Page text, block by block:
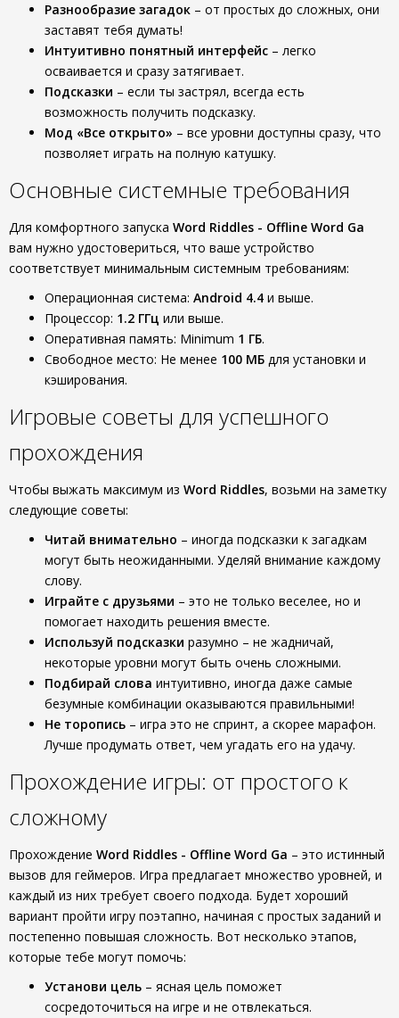
Разнообразие загадок – от простых до сложных, они
заставят тебя думать!
Интуитивно понятный интерфейс – легко
осваивается и сразу затягивает.
Подсказки – если ты застрял, всегда есть
возможность получить подсказку.
Мод «Все открыто» – все уровни доступны сразу, что
позволяет играть на полную катушку.
Основные системные требования
Для комфортного запуска Word Riddles - Offline Word Ga
вам нужно удостовериться, что ваше устройство
соответствует минимальным системным требованиям:
Операционная система: Android 4.4 и выше.
Процессор: 1.2 ГГц или выше.
Оперативная память: Minimum 1 ГБ.
Свободное место: Не менее 100 МБ для установки и
кэширования.
Игровые советы для успешного
прохождения
Чтобы выжать максимум из Word Riddles, возьми на заметку
следующие советы:
Читай внимательно – иногда подсказки к загадкам
могут быть неожиданными. Уделяй внимание каждому
слову.
Играйте с друзьями – это не только веселее, но и
помогает находить решения вместе.
Используй подсказки разумно – не жадничай,
некоторые уровни могут быть очень сложными.
Подбирай слова интуитивно, иногда даже самые
безумные комбинации оказываются правильными!
Не торопись – игра это не спринт, а скорее марафон.
Лучше продумать ответ, чем угадать его на удачу.
Прохождение игры: от простого к
сложному
Прохождение Word Riddles - Offline Word Ga – это истинный
вызов для геймеров. Игра предлагает множество уровней, и
каждый из них требует своего подхода. Будет хороший
вариант пройти игру поэтапно, начиная с простых заданий и
постепенно повышая сложность. Вот несколько этапов,
которые тебе могут помочь:
Установи цель – ясная цель поможет
сосредоточиться на игре и не отвлекаться.